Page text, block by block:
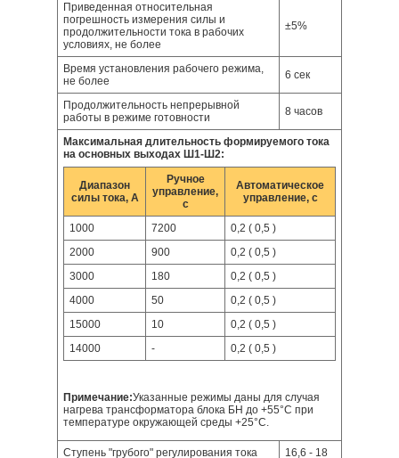
Приведенная относительная
погрешность измерения силы и
продолжительности тока в рабочих
условиях, не более
±5%
Время установления рабочего режима,
не более
6 сек
Продолжительность непрерывной
работы в режиме готовности
8 часов
Максимальная длительность формируемого тока
на основных выходах Ш1-Ш2:
Диапазон
силы тока, А
Ручное
управление,
с
Автоматическое
управление, с
1000 7200
0,2 ( 0,5 )
2000
900
0,2 ( 0,5 )
3000
180
0,2 ( 0,5 )
4000
50
0,2 ( 0,5 )
15000
10
0,2 ( 0,5 )
14000
- 0,2 ( 0,5 )
Примечание:Указанные режимы даны для случая
нагрева трансформатора блока БН до +55°С при
температуре окружающей среды +25°С.
Ступень "грубого" регулирования тока
16,6 - 18